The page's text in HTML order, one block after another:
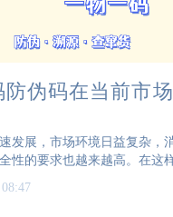
防伪码在当前市
发展，市场环境日益复杂，
性的要求也越来越高。在这
角，并展现出其不可替代的